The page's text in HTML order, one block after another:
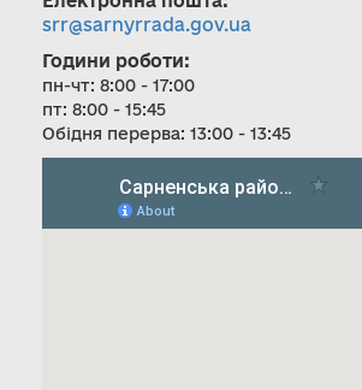
srr@sarnyrrada.gov.ua
Години роботи:
пн-чт: 8:00 - 17:00
пт: 8:00 - 15:45
Обідня перерва: 13:00 - 13:45